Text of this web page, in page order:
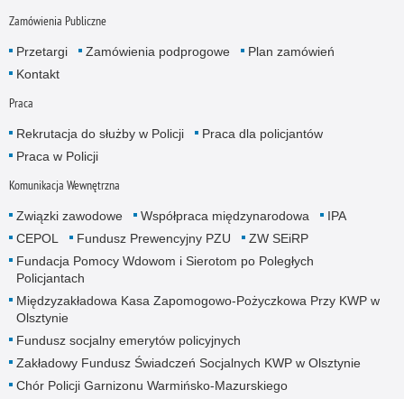
Zamówienia Publiczne
Przetargi Zamówienia podprogowe
Plan zamówień
Kontakt
Praca
Rekrutacja do służby w Policji
Praca dla policjantów
Praca w Policji
Komunikacja Wewnętrzna
Związki zawodowe Współpraca międzynarodowa
IPA
CEPOL
Fundusz Prewencyjny PZU
ZW SEiRP
Fundacja Pomocy Wdowom i Sierotom po Poległych
Policjantach
Międzyzakładowa Kasa Zapomogowo-Pożyczkowa Przy KWP w
Olsztynie
Fundusz socjalny emerytów policyjnych
Zakładowy Fundusz Świadczeń Socjalnych KWP w Olsztynie
Chór Policji Garnizonu Warmińsko-Mazurskiego